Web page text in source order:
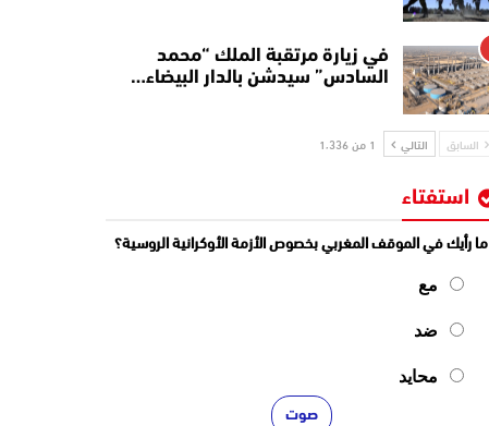
في زيارة مرتقبة الملك “محمد
السادس” سيدشن بالدار البيضاء…
السابق التالي 1 من 1٬336
استفتاء
ما رأيك في الموقف المغربي بخصوص الأزمة الأوكرانية الروسية؟
مع
ضد
محايد